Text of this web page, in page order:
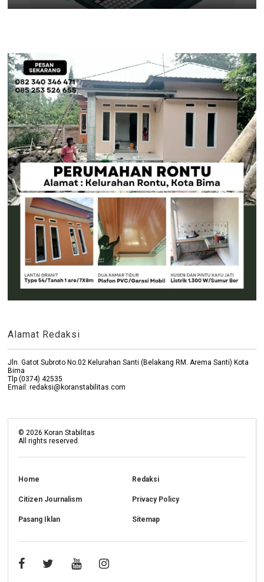
Alamat Redaksi
Jln. Gatot Subroto No.02 Kelurahan Santi (Belakang RM. Arema Santi) Kota
Bima
Tlp (0374) 42535
Email: redaksi@koranstabilitas.com
©2026 Koran Stabilitas
All rights reserved.
Home Redaksi
Citizen Journalism Privacy Policy
Pasang Iklan Sitemap